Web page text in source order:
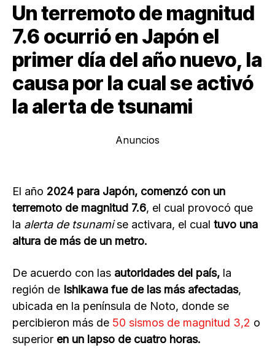
Un terremoto de magnitud
7.6 ocurrió en Japón el
primer día del año nuevo, la
causa por la cual se activó
la alerta de tsunami
Anuncios
El año 2024 para Japón, comenzó con un
terremoto de magnitud 7.6, el cual provocó que
la alerta de tsunamise activara, el cual tuvo una
altura de más de un metro.
De acuerdo con las autoridades del país, la
región de Ishikawa fue de las más afectadas,
ubicada en la península de Noto, donde se
percibieron más de 50 sismos de magnitud 3,2 o
superior en un lapso de cuatro horas.